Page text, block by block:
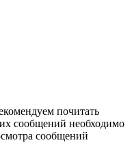
почитать
сообщений необходимо
сообщений